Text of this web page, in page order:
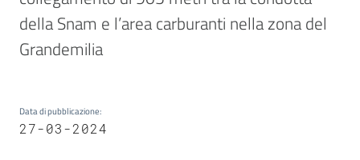
Modena
Argomenti
della Snam e l’area carburanti nella zona del
Grandemilia
Data di pubblicazione:
27-03-2024